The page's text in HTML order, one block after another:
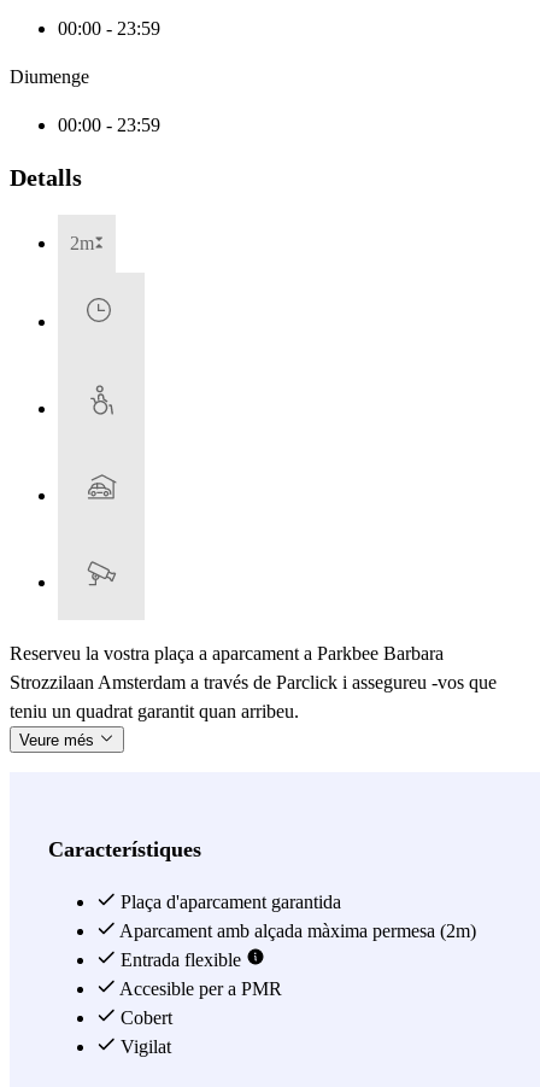
00:00 - 23:59
Diumenge
00:00 - 23:59
Detalls
2m
Reserveu la vostra plaça a aparcament a Parkbee Barbara
Strozzilaan Amsterdam a través de Parclick i assegureu -vos que
teniu un quadrat garantit quan arribeu.
Veure més
Característiques
Plaça d'aparcament garantida
Aparcament amb alçada màxima permesa (2m)
Entrada flexible
Accesible per a PMR
Cobert
Vigilat